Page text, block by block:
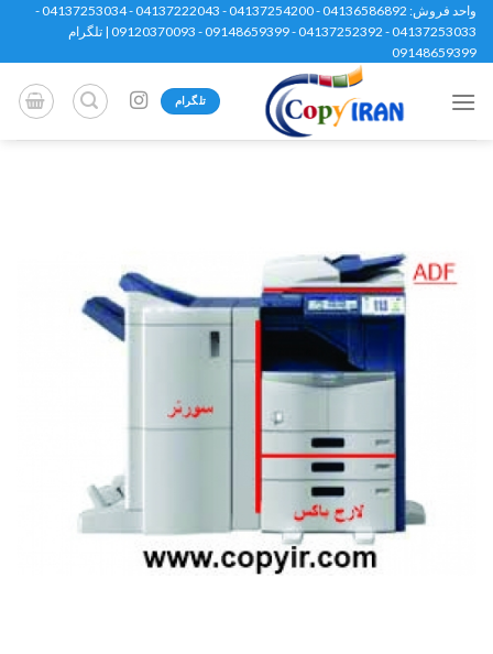
Skip
content
واحد فروش: 04136586892 - 04137254200 - 04137222043 - 04137253034 -
04137253033 - 04137252392 - 09148659399 - 09120370093 | تلگرام
09148659399
تلگرام